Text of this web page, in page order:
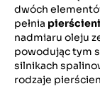
dwóch
pełnia
nadmiaru oleju
powodując tym
silnikach
rodzaje